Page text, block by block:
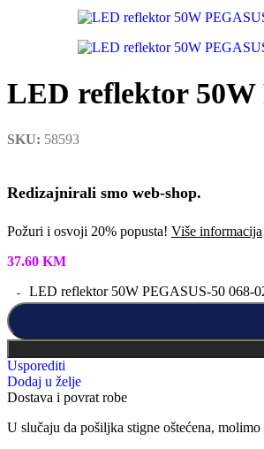
LED reflektor 50W
SKU: 58593
Redizajnirali smo web-shop.
Požuri i osvoji 20% popusta! Više informacija
37.60 KM
LED reflektor 50W PEGASUS-50 068-
Usporediti
Dodaj u želje
Dostava i povrat robe
U slučaju da pošiljka stigne oštećena,